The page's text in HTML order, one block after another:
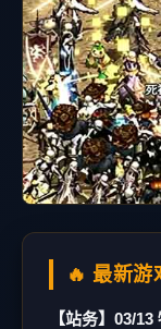
🔥 最新游
【站务】03/